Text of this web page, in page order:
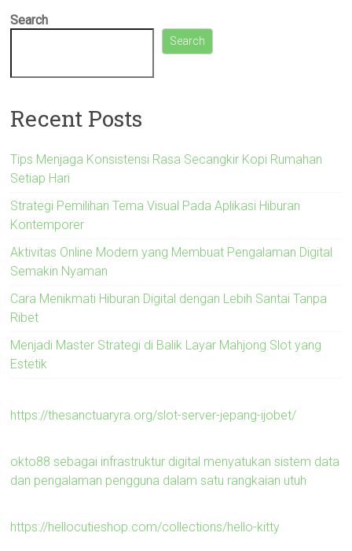
Search
Search
Recent Posts
Tips Menjaga Konsistensi Rasa Secangkir Kopi Rumahan
Setiap Hari
Strategi Pemilihan Tema Visual Pada Aplikasi Hiburan
Kontemporer
Aktivitas Online Modern yang Membuat Pengalaman Digital
Semakin Nyaman
Cara Menikmati Hiburan Digital dengan Lebih Santai Tanpa
Ribet
Menjadi Master Strategi di Balik Layar Mahjong Slot yang
Estetik
https://thesanctuaryra.org/slot-server-jepang-ijobet/
okto88 sebagai infrastruktur digital menyatukan sistem data
dan pengalaman pengguna dalam satu rangkaian utuh
https://hellocutieshop.com/collections/hello-kitty